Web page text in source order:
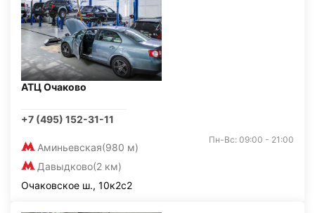
АТЦ Очаково
+7 (495) 152-31-11
Аминьевская(980 м)
Давыдково(2 км)
Пн-Вс: 09:00 - 21:00
Очаковское ш., 10к2с2